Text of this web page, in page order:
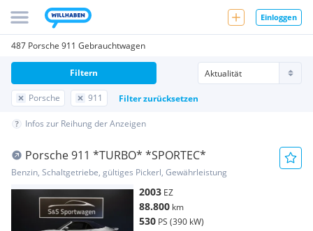
Einloggen
487 Porsche 911 Gebrauchtwagen
Porsche 911 Filter zurücksetzen
Filtern
Infos zur Reihung der Anzeigen
Porsche 911 *TURBO* *SPORTEC*
Benzin, Schaltgetriebe, gültiges Pickerl, Gewährleistung
2003 EZ
88.800 km
530 PS (390 kW)